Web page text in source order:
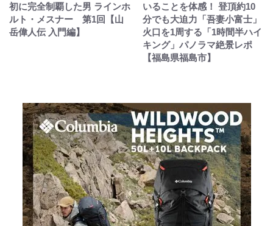
初に完全制覇した男 ラインホ
ルト・メスナー 第1回【山
岳偉人伝 入門編】
いることを体感！ 登頂約10
分でも大迫力「吾妻小富士」
火口を1周する「1時間半ハイ
キング」パノラマ絶景レポ
【福島県福島市】